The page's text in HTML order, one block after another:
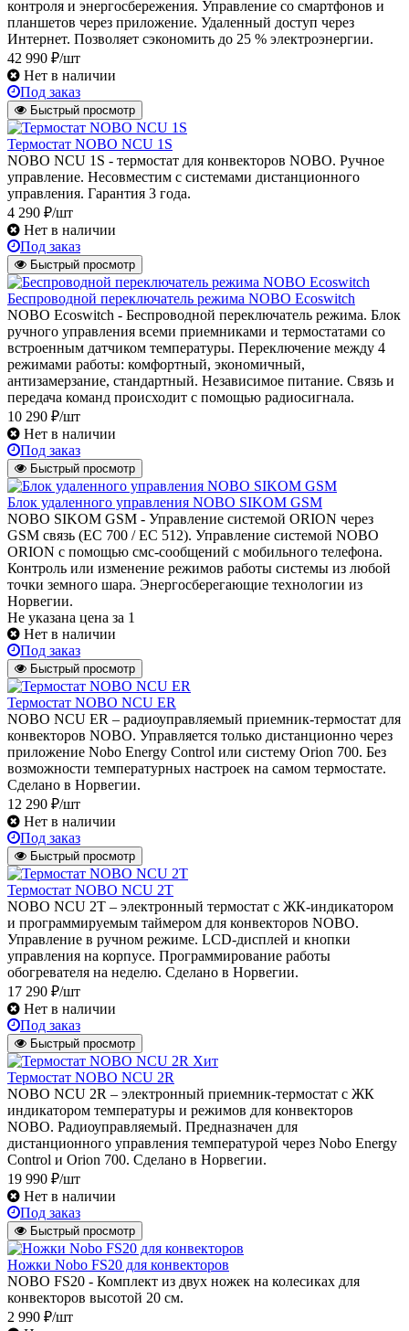
контроля и энергосбережения. Управление со смартфонов и
планшетов через приложение. Удаленный доступ через
Интернет. Позволяет сэкономить до 25 % электроэнергии.
42 990 ₽/шт
Нет в наличии
Под заказ
Быстрый просмотр
Термостат NOBO NCU 1S
NOBO NCU 1S - термостат для конвекторов NOBO. Ручное
управление. Несовместим с системами дистанционного
управления. Гарантия 3 года.
4 290 ₽/шт
Нет в наличии
Под заказ
Быстрый просмотр
Беспроводной переключатель режима NOBO Ecoswitch
NOBO Ecoswitch - Беспроводной переключатель режима. Блок
ручного управления всеми приемниками и термостатами со
встроенным датчиком температуры. Переключение между 4
режимами работы: комфортный, экономичный,
антизамерзание, стандартный. Независимое питание. Связь и
передача команд происходит с помощью радиосигнала.
10 290 ₽/шт
Нет в наличии
Под заказ
Быстрый просмотр
Блок удаленного управления NOBO SIKOM GSM
NOBO SIKOM GSM - Управление системой ORION через
GSM связь (EC 700 / EC 512). Управление системой NOBO
ORION с помощью смс-сообщений с мобильного телефона.
Контроль или изменение режимов работы системы из любой
точки земного шара. Энергосберегающие технологии из
Норвегии.
Не указана цена за 1
Нет в наличии
Под заказ
Быстрый просмотр
Термостат NOBO NCU ER
NOBO NCU ER – радиоуправляемый приемник-термостат для
конвекторов NOBO. Управляется только дистанционно через
приложение Nobo Energy Control или систему Orion 700. Без
возможности температурных настроек на самом термостате.
Сделано в Норвегии.
12 290 ₽/шт
Нет в наличии
Под заказ
Быстрый просмотр
Термостат NOBO NCU 2T
NOBO NCU 2T – электронный термостат с ЖК-индикатором
и программируемым таймером для конвекторов NOBO.
Управление в ручном режиме. LCD-дисплей и кнопки
управления на корпусе. Программирование работы
обогревателя на неделю. Сделано в Норвегии.
17 290 ₽/шт
Нет в наличии
Под заказ
Быстрый просмотр
Хит
Термостат NOBO NCU 2R
NOBO NCU 2R – электронный приемник-термостат с ЖК
индикатором температуры и режимов для конвекторов
NOBO. Радиоуправляемый. Предназначен для
дистанционного управления температурой через Nobo Energy
Control и Orion 700. Сделано в Норвегии.
19 990 ₽/шт
Нет в наличии
Под заказ
Быстрый просмотр
Ножки Nobo FS20 для конвекторов
NOBO FS20 - Комплект из двух ножек на колесиках для
конвекторов высотой 20 см.
2 990 ₽/шт